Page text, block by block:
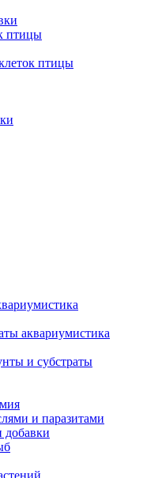
птицы
птицы
аквариумистика
и субстраты
и паразитами